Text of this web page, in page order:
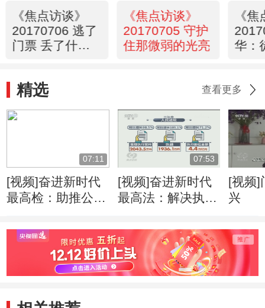
《焦点访谈》
20170706 逃了
门票 丢了什
《焦点访谈》
20170705 守护
住那微弱的光亮
《
华：
精选 查看更多
07:11
[视频]奋进新时代
最高检：助推公益
07:53
[视频]奋进新时代
最高法：解决执行
[视频]
兴